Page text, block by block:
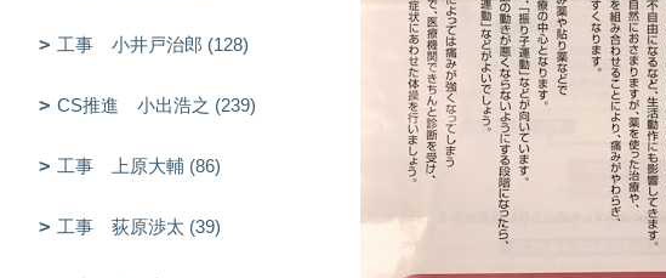
工事 小井戸治郎 (128)
CS推進 小出浩之 (239)
工事 上原大輔 (86)
工事 荻原渉太 (39)